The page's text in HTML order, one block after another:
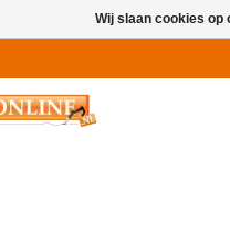
Wij slaan cookies op